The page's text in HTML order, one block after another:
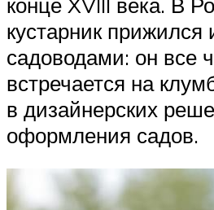
кустарник
садоводами: он все
встречается на
в дизайнерских
оформления садов.